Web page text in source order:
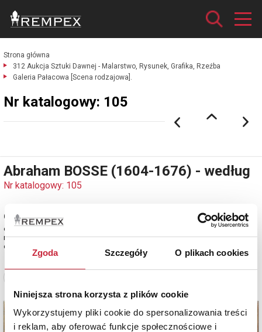
Zgoda Szczegóły O plikach cookies
Niniejsza strona korzysta z plików cookie
Wykorzystujemy pliki cookie do spersonalizowania treści
i reklam, aby oferować funkcje społecznościowe i
Strona główna
312 Aukcja Sztuki Dawnej - Malarstwo, Rysunek, Grafika, Rzeźba
Galeria Pałacowa [Scena rodzajowa].
Nr katalogowy: 105
Abraham BOSSE (1604-1676) - według
Nr katalogowy: 105
Galeria Pałacowa [Scena rodzajowa]
olej, płótno dublowane; 63,5 x 78,5 cm;
na odwrocie nalepka wystawowa TPSP w Krakowie
estymacja: 30 000 - 40 000 zł